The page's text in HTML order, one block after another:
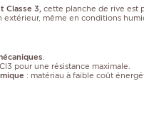
Classe 3, cette planche de rive est
extérieur, même en conditions
pour une résistance maximale.
: matériau à faible coût